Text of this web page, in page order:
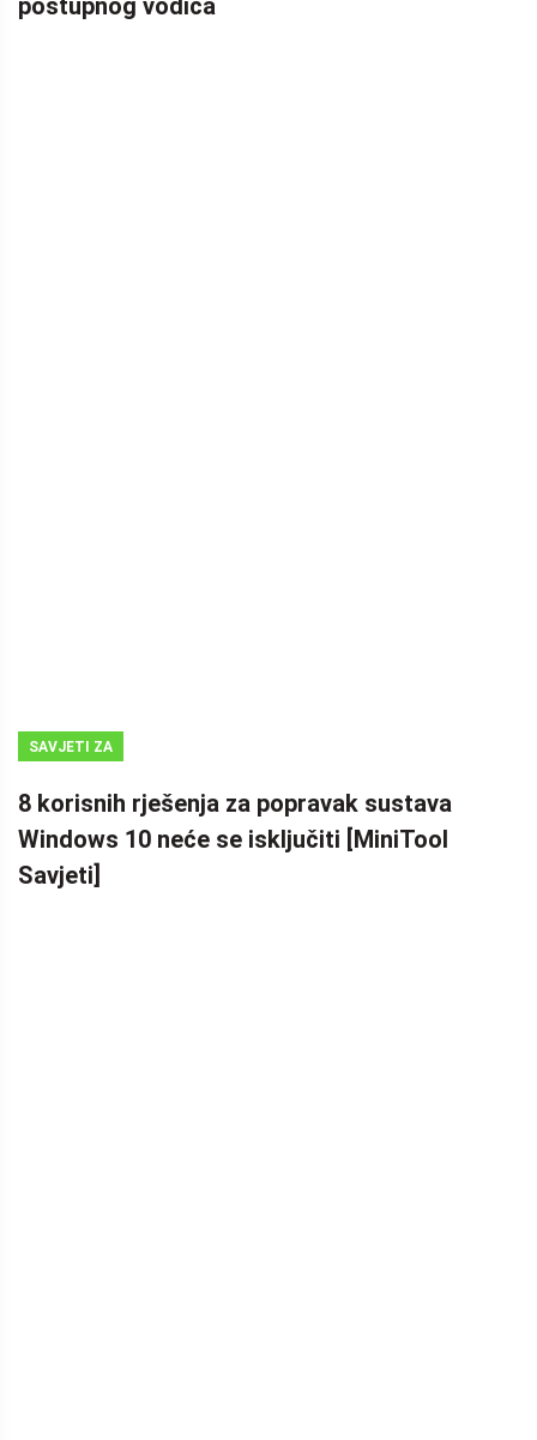
postupnog vodiča
SAVJETI ZA
SIGURNOSNIH
KOPIJA
8 korisnih rješenja za popravak sustava
Windows 10 neće se isključiti [MiniTool
Savjeti]